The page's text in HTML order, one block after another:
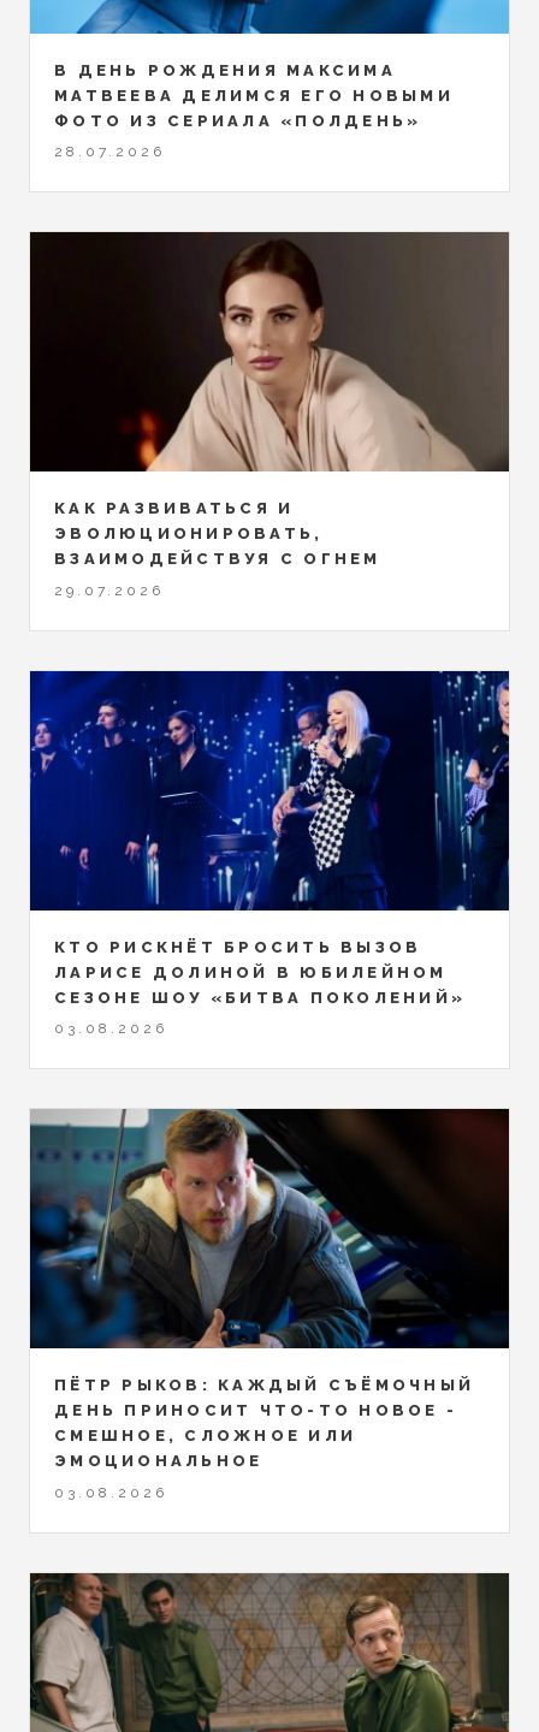
В ДЕНЬ РОЖДЕНИЯ МАКСИМА
МАТВЕЕВА ДЕЛИМСЯ ЕГО НОВЫМИ
ФОТО ИЗ СЕРИАЛА «ПОЛДЕНЬ»
28.07.2026
КАК РАЗВИВАТЬСЯ И
ЭВОЛЮЦИОНИРОВАТЬ,
ВЗАИМОДЕЙСТВУЯ С ОГНЕМ
29.07.2026
КТО РИСКНЁТ БРОСИТЬ ВЫЗОВ
ЛАРИСЕ ДОЛИНОЙ В ЮБИЛЕЙНОМ
СЕЗОНЕ ШОУ «БИТВА ПОКОЛЕНИЙ»
03.08.2026
ПЁТР РЫКОВ: КАЖДЫЙ СЪЁМОЧНЫЙ
ДЕНЬ ПРИНОСИТ ЧТО-ТО НОВОЕ -
СМЕШНОЕ, СЛОЖНОЕ ИЛИ
ЭМОЦИОНАЛЬНОЕ
03.08.2026